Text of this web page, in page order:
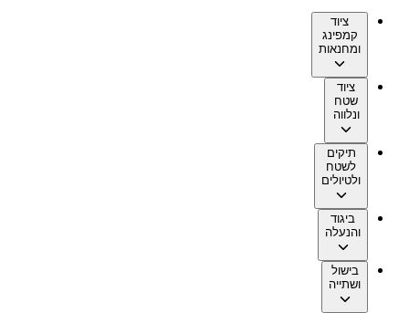
ציוד
קמפינג
ומחנאות
ציוד
שטח
ונלווה
תיקים
לשטח
ולטיולים
ביגוד
והנעלה
בישול
ושתייה